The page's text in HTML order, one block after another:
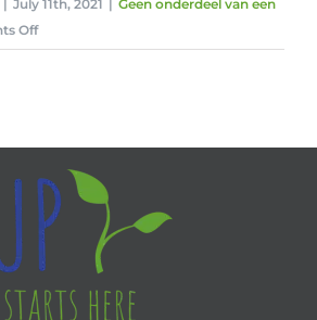
| July 11th, 2021 | Geen onderdeel van een
Offon
Royal